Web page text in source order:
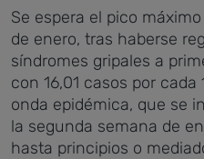
Se espera el pico
de enero, tras haberse
síndromes gripales a
con 16,01 casos por
onda epidémica, que se
la segunda semana de
hasta principios o